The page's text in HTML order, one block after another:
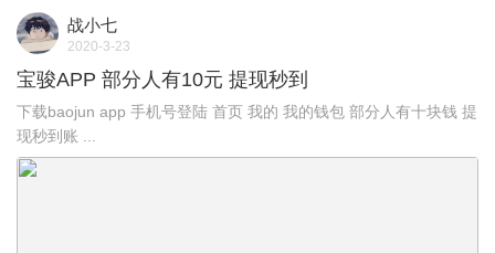
战小七
2020-3-23
宝骏APP 部分人有10元 提现秒到
下载baojun app 手机号登陆 首页 我的 我的钱包 部分人有十块钱 提
现秒到账 ...